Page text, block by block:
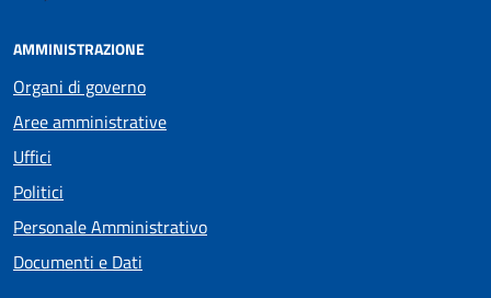
AMMINISTRAZIONE
Organi di governo
Aree amministrative
Uffici
Politici
Personale Amministrativo
Documenti e Dati